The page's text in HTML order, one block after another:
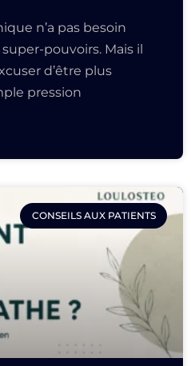
n’a pas besoin
pouvoirs. Mais il
d’être plus
pression
CONSEILS AUX PATIENTS